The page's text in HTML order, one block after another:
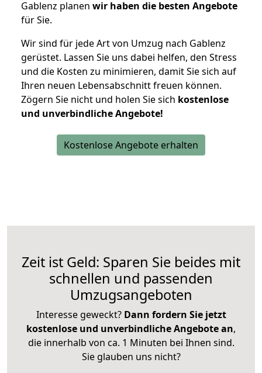
Gablenz planen wir haben die besten Angebote
für Sie.
Wir sind für jede Art von Umzug nach Gablenz
gerüstet. Lassen Sie uns dabei helfen, den Stress
und die Kosten zu minimieren, damit Sie sich auf
Ihren neuen Lebensabschnitt freuen können.
Zögern Sie nicht und holen Sie sich kostenlose
und unverbindliche Angebote!
Kostenlose Angebote erhalten
Zeit ist Geld: Sparen Sie beides mit
schnellen und passenden
Umzugsangeboten
Interesse geweckt? Dann fordern Sie jetzt
kostenlose und unverbindliche Angebote an,
die innerhalb von ca. 1 Minuten bei Ihnen sind.
Sie glauben uns nicht?